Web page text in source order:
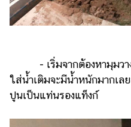
บริการ
คอร์ส
ออนไลน์
- เริ่มจากต้องหามุมวาง
ใส่น้ำเติมจะมีน้ำหนักมากเล
ปูนเป็นแท่นรองแท็งก์